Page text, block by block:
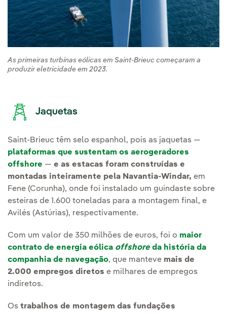
As primeiras turbinas eólicas em Saint-Brieuc começaram a
produzir eletricidade em 2023.
Jaquetas
Saint-Brieuc têm selo espanhol, pois as jaquetas —
plataformas que sustentam os aerogeradores
offshore — e as estacas foram construídas e
montadas inteiramente pela Navantia-Windar, em
Fene (Corunha), onde foi instalado um guindaste sobre
esteiras de 1.600 toneladas para a montagem final, e
Avilés (Astúrias), respectivamente.
Com um valor de 350 milhões de euros, foi o maior
contrato de energia eólica offshore da história da
companhia de navegação, que manteve mais de
2.000 empregos diretos e milhares de empregos
indiretos.
Os trabalhos de montagem das fundações